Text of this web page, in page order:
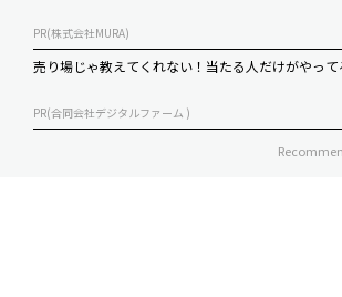
PR(株式会社MURA)
売り場じゃ教えてくれない！当たる人だけがやっ
PR(合同会社デジタルファーム )